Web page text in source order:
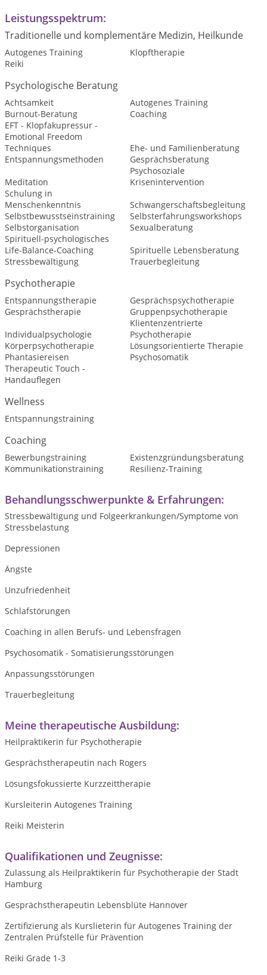
Leistungsspektrum:
Traditionelle und komplementäre Medizin, Heilkunde
Autogenes Training
Klopftherapie
Reiki
Psychologische Beratung
Achtsamkeit
Autogenes Training
Burnout-Beratung
Coaching
EFT - Klopfakupressur -
Emotional Freedom
Techniques
Ehe- und Familienberatung
Entspannungsmethoden
Gesprächsberatung
Meditation
Psychosoziale
Krisenintervention
Schulung in
Menschenkenntnis
Schwangerschaftsbegleitung
Selbstbewusstseinstraining
Selbsterfahrungsworkshops
Selbstorganisation
Sexualberatung
Spirituell-psychologisches
Life-Balance-Coaching
Spirituelle Lebensberatung
Stressbewältigung
Trauerbegleitung
Psychotherapie
Entspannungstherapie
Gesprächspsychotherapie
Gesprächstherapie
Gruppenpsychotherapie
Individualpsychologie
Klientenzentrierte
Psychotherapie
Körperpsychotherapie
Lösungsorientierte Therapie
Phantasiereisen
Psychosomatik
Therapeutic Touch -
Handauflegen
Wellness
Entspannungstraining
Coaching
Bewerbungstraining
Existenzgründungsberatung
Kommunikationstraining
Resilienz-Training
Behandlungsschwerpunkte & Erfahrungen:
Stressbewältigung und Folgeerkrankungen/Symptome von
Stressbelastung
Depressionen
Ängste
Unzufriedenheit
Schlafstörungen
Coaching in allen Berufs- und Lebensfragen
Psychosomatik - Somatisierungsstörungen
Anpassungsstörungen
Trauerbegleitung
Meine therapeutische Ausbildung:
Heilpraktikerin für Psychotherapie
Gesprächstherapeutin nach Rogers
Lösungsfokussierte Kurzzeittherapie
Kursleiterin Autogenes Training
Reiki Meisterin
Qualifikationen und Zeugnisse:
Zulassung als Heilpraktikerin für Psychotherapie der Stadt
Hamburg
Gesprächstherapeutin Lebensblüte Hannover
Zertifizierung als Kurslieterin für Autogenes Training der
Zentralen Prüfstelle für Prävention
Reiki Grade 1-3